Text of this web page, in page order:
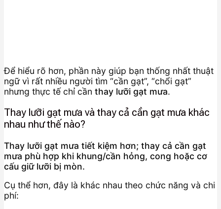
Để hiểu rõ hơn, phần này giúp bạn thống nhất thuật
ngữ vì rất nhiều người tìm “cần gạt”, “chổi gạt”
nhưng thực tế chỉ cần thay lưỡi gạt mưa.
Thay lưỡi gạt mưa và thay cả cần gạt mưa khác
nhau như thế nào?
Thay lưỡi gạt mưa tiết kiệm hơn; thay cả cần gạt
mưa phù hợp khi khung/cần hỏng, cong hoặc cơ
cấu giữ lưỡi bị mòn.
Cụ thể hơn, đây là khác nhau theo chức năng và chi
phí: